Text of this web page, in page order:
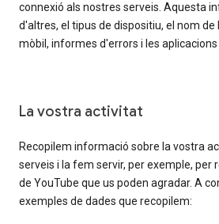
connexió als nostres serveis. Aquesta
d'altres, el tipus de dispositiu, el nom
mòbil, informes d'errors i les aplicacions
La vostra activitat
Recopilem informació sobre la vostra
serveis i la fem servir, per exemple, per
de YouTube que us poden agradar. A
exemples de dades que recopilem: